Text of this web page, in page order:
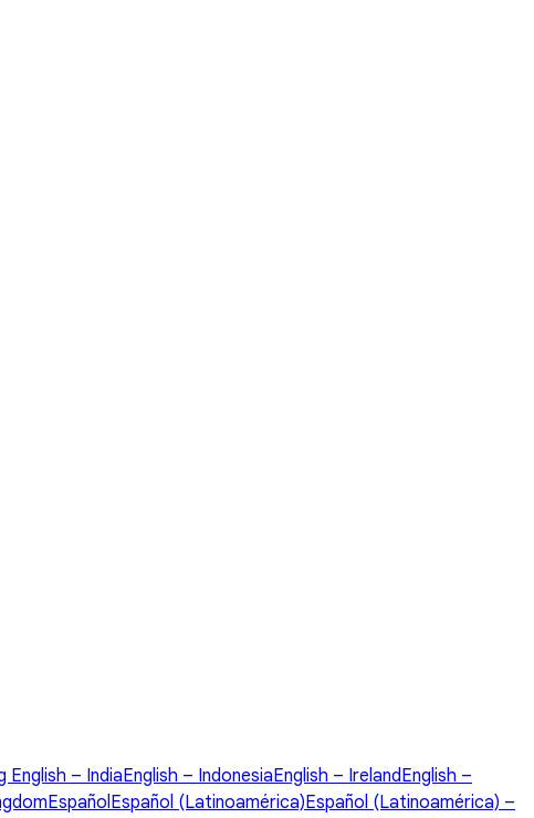
English – IndiaEnglish – IndonesiaEnglish – IrelandEnglish –
Español Español (Latinoamérica)Español (Latinoamérica) –